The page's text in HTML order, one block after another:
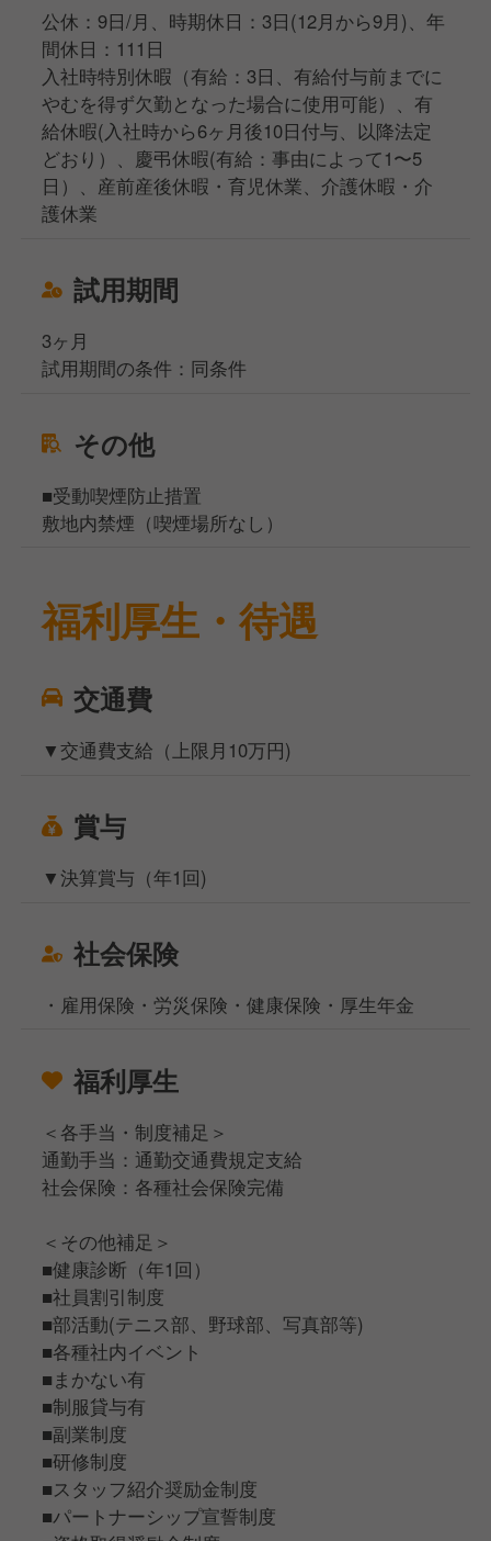
公休：9日/月、時期休日：3日(12月から9月)、年
間休日：111日
入社時特別休暇（有給：3日、有給付与前までに
やむを得ず欠勤となった場合に使用可能）、有
給休暇(入社時から6ヶ月後10日付与、以降法定
どおり）、慶弔休暇(有給：事由によって1〜5
日）、産前産後休暇・育児休業、介護休暇・介
護休業
試用期間
3ヶ月
試用期間の条件：同条件
その他
■受動喫煙防止措置
敷地内禁煙（喫煙場所なし）
福利厚生・待遇
交通費
▼交通費支給（上限月10万円)
賞与
▼決算賞与（年1回)
社会保険
・雇用保険・労災保険・健康保険・厚生年金
福利厚生
＜各手当・制度補足＞
通勤手当：通勤交通費規定支給
社会保険：各種社会保険完備
＜その他補足＞
■健康診断（年1回）
■社員割引制度
■部活動(テニス部、野球部、写真部等)
■各種社内イベント
■まかない有
■制服貸与有
■副業制度
■研修制度
■スタッフ紹介奨励金制度
■パートナーシップ宣誓制度